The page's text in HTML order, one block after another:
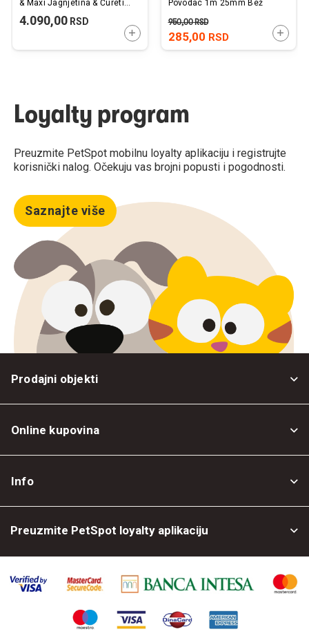
& Maxi Jagnjetina & Ćuretina
4.090,00 RSD
DODAJTE U KORPU
Povodac 1m 25mm Bež
285,00 RSD
950,00RSD
Loyalty program
Preuzmite PetSpot mobilnu loyalty aplikaciju i registrujte
korisnički nalog. Očekuju vas brojni popusti i pogodnosti.
Saznajte više
Prodajni objekti
Online kupovina
Info
Preuzmite PetSpot loyalty aplikaciju